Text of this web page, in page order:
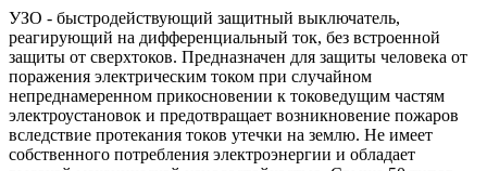
УЗО - быстродействующий защитный выключатель,
реагирующий на дифференциальный ток, без встроенной
защиты от сверхтоков. Предназначен для защиты человека от
поражения электрическим током при случайном
непреднамеренном прикосновении к токоведущим частям
электроустановок и предотвращает возникновение пожаров
вследствие протекания токов утечки на землю. Не имеет
собственного потребления электроэнергии и обладает